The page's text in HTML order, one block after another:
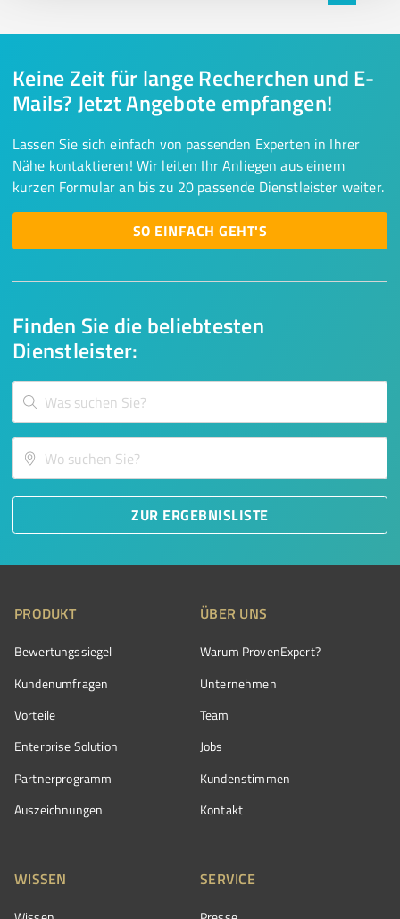
Finden Sie die beliebtesten
Dienstleister:
ZUR ERGEBNISLISTE
Keine Zeit für lange Recherchen und E-
Mails? Jetzt Angebote empfangen!
Lassen Sie sich einfach von passenden Experten in Ihrer
Nähe kontaktieren! Wir leiten Ihr Anliegen aus einem
kurzen Formular an bis zu 20 passende Dienstleister weiter.
SO EINFACH GEHT'S
PRODUKT
Bewertungssiegel
Kundenumfragen
Vorteile
Enterprise Solution
Partnerprogramm
Auszeichnungen
ÜBER UNS
Warum ProvenExpert?
Unternehmen
Team
Jobs
Kundenstimmen
Kontakt
WISSEN SERVICE